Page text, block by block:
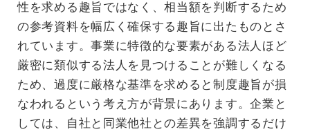
性を求める趣旨ではなく、相当額を判断するため
の参考資料を幅広く確保する趣旨に出たものとさ
れています。事業に特徴的な要素がある法人ほど
厳密に類似する法人を見つけることが難しくなる
ため、過度に厳格な基準を求めると制度趣旨が損
なわれるという考え方が背景にあります。企業と
しては、自社と同業他社との差異を強調するだけ